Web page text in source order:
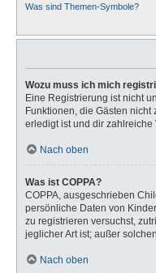
Was sind Themen-Symbole?
Wozu muss ich mich
Eine Registrierung ist nicht
Funktionen, die Gästen
erledigt ist und dir zahlreiche
Nach oben
Was ist COPPA?
COPPA, ausgeschrieben
persönliche Daten von
zu registrieren versuchst,
jeglicher Art ist; außer
Nach oben